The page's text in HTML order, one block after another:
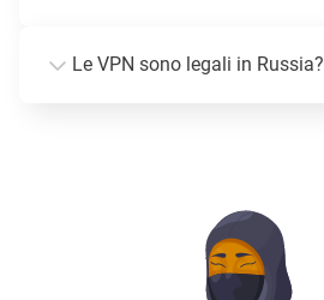
Le VPN sono legali in Russia?